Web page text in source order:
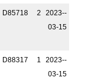
D85718 2
2023-­
03-15
D88317 1
2023-­
03-15